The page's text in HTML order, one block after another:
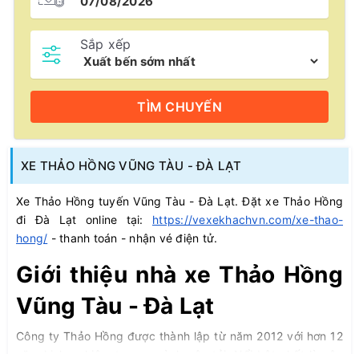
Sắp xếp
TÌM CHUYẾN
XE THẢO HỒNG VŨNG TÀU - ĐÀ LẠT
Xe Thảo Hồng tuyến Vũng Tàu - Đà Lạt. Đặt xe Thảo Hồng
đi Đà Lạt online tại: https://vexekhachvn.com/xe-thao-
hong/ - thanh toán - nhận vé điện tử.
Giới thiệu nhà xe Thảo Hồng
Vũng Tàu - Đà Lạt
Công ty Thảo Hồng được thành lập từ năm 2012 với hơn 12